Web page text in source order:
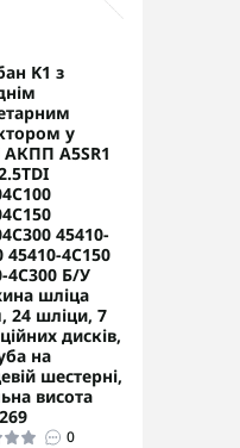
K1 з
у
АКПП A5SR1
45410-
45410-4C150
4C300 Б/У
шліца
24 шліци, 7
дисків,
на
шестерні,
висота
0